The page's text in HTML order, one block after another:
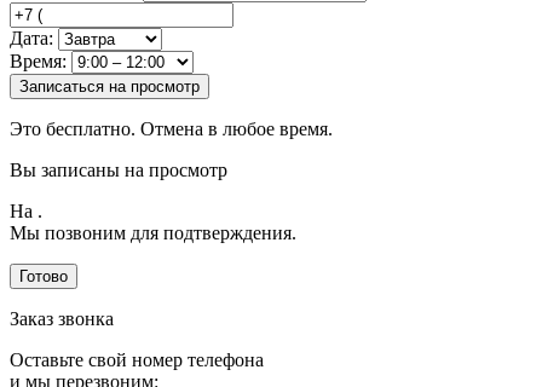
Дата:
Время:
Записаться на просмотр
Это бесплатно. Отмена в любое время.
Вы записаны на просмотр
На .
Мы позвоним для подтверждения.
Готово
Заказ звонка
Оставьте свой номер телефона
и мы перезвоним: